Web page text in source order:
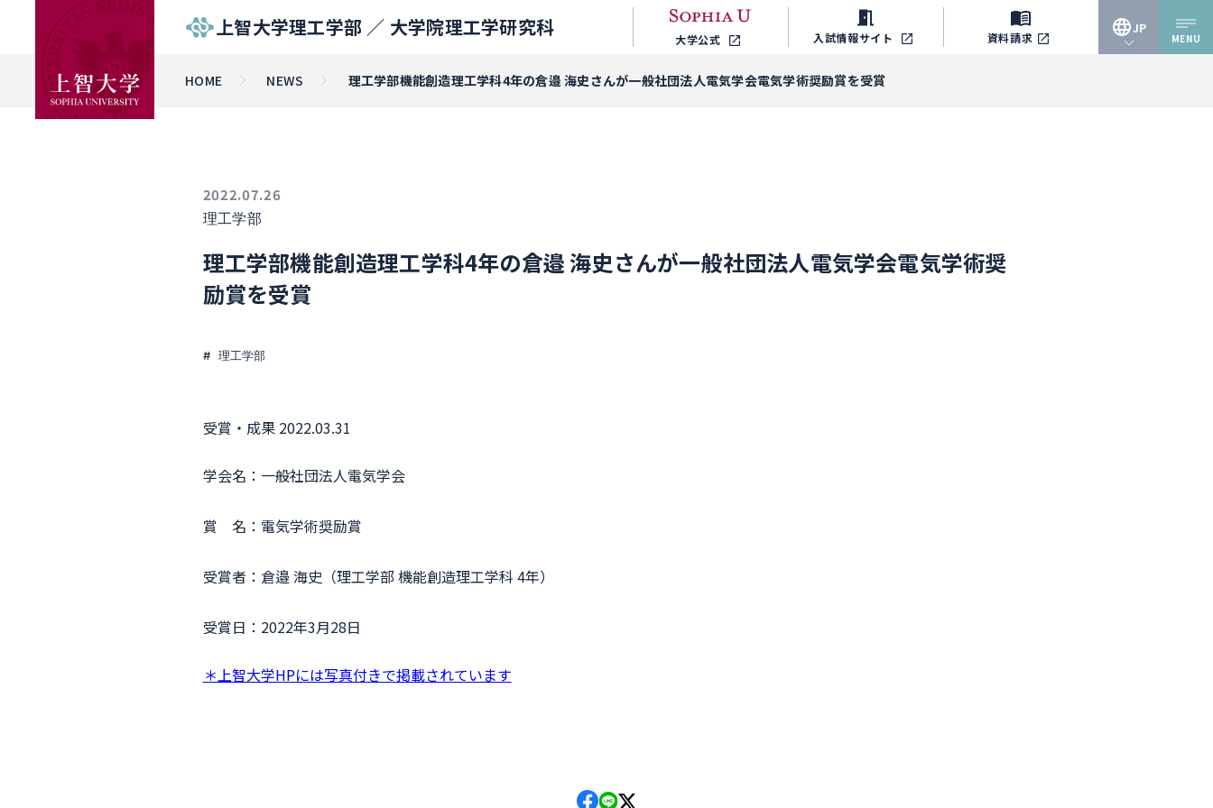
上智大学理工学部 ／ 大学院理工学研究科 大学公式 入試情報サイト 資料請求
JP
MENU
HOME NEWS 理工学部機能創造理工学科4年の倉邉 海史さんが一般社団法人電気学会電気学術奨励賞を受賞
2022.07.26
理工学部
理工学部機能創造理工学科4年の倉邉 海史さんが一般社団法人電気学会電気学術奨
励賞を受賞
理工学部
受賞・成果 2022.03.31
学会名：一般社団法人電気学会
賞 名：電気学術奨励賞
受賞者：倉邉 海史（理工学部 機能創造理工学科 4年）
受賞日：2022年3月28日
＊上智大学HPには写真付きで掲載されています